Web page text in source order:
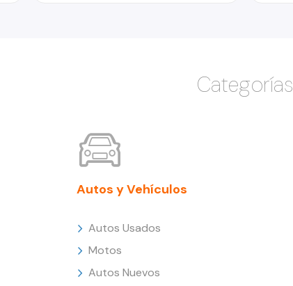
Categorías
Autos y Vehículos
Autos Usados
Motos
Autos Nuevos